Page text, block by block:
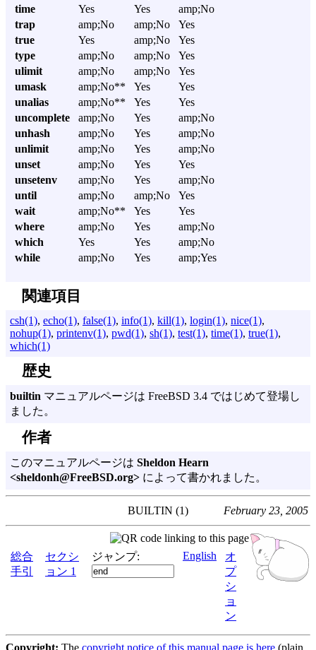
time
Yes Yes
amp;No
trap
amp;No amp;No
Yes
true
Yes amp;No
Yes
type
amp;No amp;No
Yes
ulimit
amp;No amp;No
Yes
umask
amp;No** Yes
Yes
unalias
amp;No** Yes
Yes
uncomplete
amp;No Yes
amp;No
unhash
amp;No Yes
amp;No
unlimit
amp;No Yes
amp;No
unset
amp;No Yes
Yes
unsetenv
amp;No Yes
amp;No
until
amp;No amp;No
Yes
wait
amp;No** Yes
Yes
where
amp;No Yes
amp;No
which
Yes Yes
amp;No
while
amp;No Yes amp;Yes
関連項目
csh(1), echo(1), false(1), info(1), kill(1), login(1), nice(1),
nohup(1), printenv(1), pwd(1), sh(1), test(1), time(1), true(1),
which(1)
歴史
builtin マニュアルページは FreeBSD 3.4 ではじめて登場し
ました。
作者
このマニュアルページは Sheldon Hearn
<sheldonh@FreeBSD.org> によって書かれました。
BUILTIN (1) February 23, 2005
総合
手引
セクシ
ョン 1
ジャンプ: English
オ
プ
シ
ョ
ン
Copyright: The copyright notice of this manual page is here (plain